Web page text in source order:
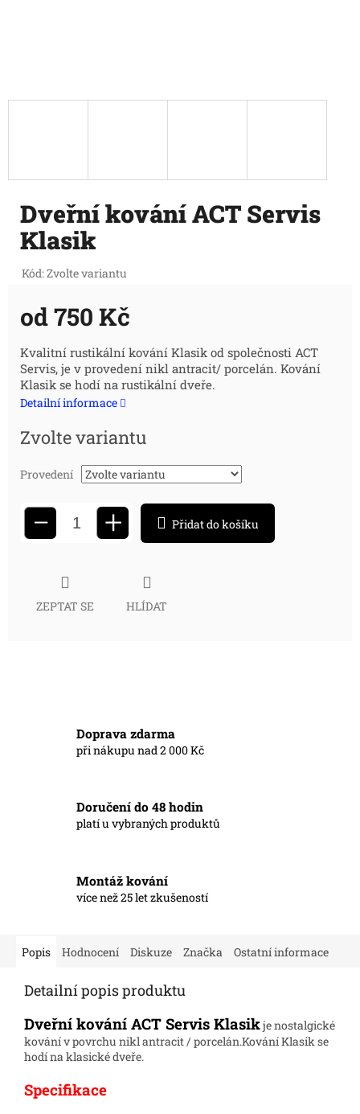
Dveřní kování ACT Servis
Klasik
Kód:Zvolte variantu
od750 Kč
Měrná
cena:
Kvalitní rustikální kování Klasik od společnosti ACT
Servis, je v provedení nikl antracit/ porcelán. Kování
Klasik se hodí na rustikální dveře.
Detailní informace
Zvolte variantu
Provedení
− + Přidat do košíku
ZEPTAT SE HLÍDAT
Doprava zdarma
při nákupu nad 2 000 Kč
Doručení do 48 hodin
platí u vybraných produktů
Montáž kování
více než 25 let zkušeností
Popis Hodnocení Diskuze Značka Ostatní informace
Detailní popis produktu
Dveřní kování ACT Servis Klasikje nostalgické
kování v povrchu nikl antracit / porcelán.Kování Klasik se
hodí na klasické dveře.
Specifikace